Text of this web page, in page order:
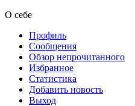
О себе
Профиль
Сообщения
Обзор непрочитанного
Избранное
Статистика
Добавить новость
Выход